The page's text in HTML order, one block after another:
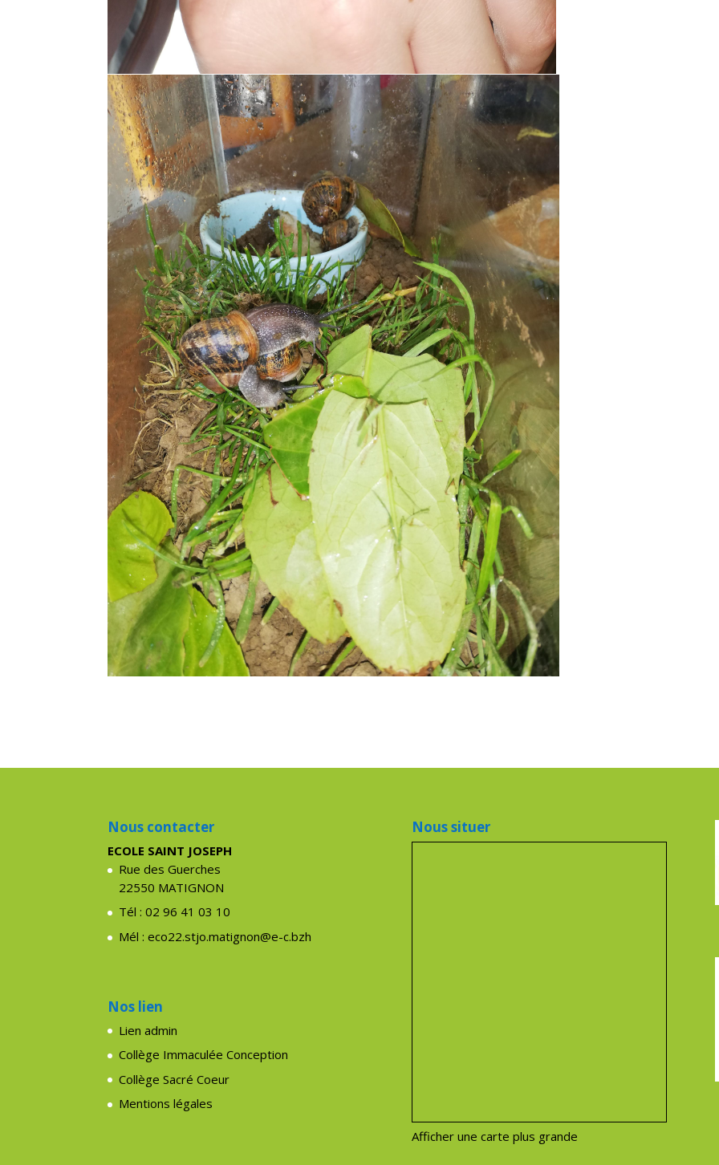
Nous contacter
ECOLE SAINT JOSEPH
Rue des Guerches
22550 MATIGNON
Tél : 02 96 41 03 10
Mél : eco22.stjo.matignon@e-c.bzh
Nos lien
Lien admin
Collège Immaculée Conception
Collège Sacré Coeur
Mentions légales
Nous situer
Afficher une carte plus grande